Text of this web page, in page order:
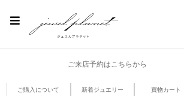
ご来店予約はこちらから
ご購入について 新着ジュエリー 買物カート